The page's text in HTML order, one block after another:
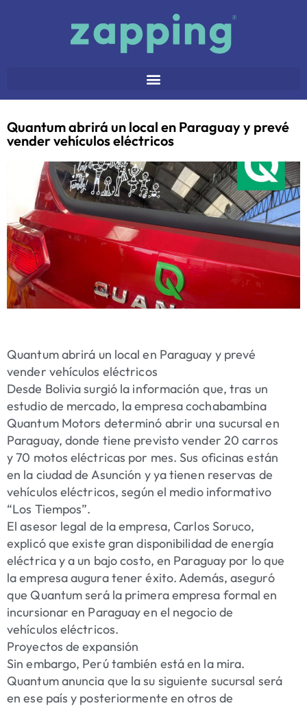
Quantum abrirá un local en Paraguay y prevé
vender vehículos eléctricos
Quantum abrirá un local en Paraguay y prevé
vender vehículos eléctricos
Desde Bolivia surgió la información que, tras un
estudio de mercado, la empresa cochabambina
Quantum Motors determinó abrir una sucursal en
Paraguay, donde tiene previsto vender 20 carros
y 70 motos eléctricas por mes. Sus oficinas están
en la ciudad de Asunción y ya tienen reservas de
vehículos eléctricos, según el medio informativo
“Los Tiempos”.
El asesor legal de la empresa, Carlos Soruco,
explicó que existe gran disponibilidad de energía
eléctrica y a un bajo costo, en Paraguay por lo que
la empresa augura tener éxito. Además, aseguró
que Quantum será la primera empresa formal en
incursionar en Paraguay en el negocio de
vehículos eléctricos.
Proyectos de expansión
Sin embargo, Perú también está en la mira.
Quantum anuncia que la su siguiente sucursal será
en ese país y posteriormente en otros de